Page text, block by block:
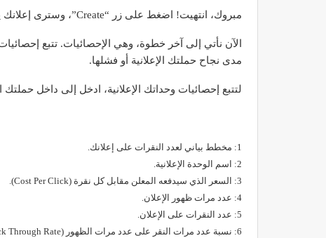
مبروك، انتهيت! اضغط على زر “Create”، وسترى إعلانك يبحر في نخبة من المواقع العربية.
الآن نأتي إلى آخر خطوة، وهي الإحصائيات. تتبع
مدى نجاح حملتك الإعلانية أو فشلها.
لتتبع إحصائيات وحداتك الإعلانية، ادخل إلى داخل حملتك
1: مخطط بياني لعدد النقرات على إعلانك.
2: اسم الوحدة الإعلانية.
3: السعر الذي سيدفعه المعلن مقابل كل نقرة (Cost Per Click).
4: عدد مرات ظهور الإعلان.
5: عدد النقرات على الإعلان.
6: نسبة عدد مرات النقر على عدد مرات الظهور (Click Through Rate).